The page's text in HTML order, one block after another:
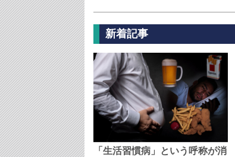
新着記事
「生活習慣病」という呼称が消